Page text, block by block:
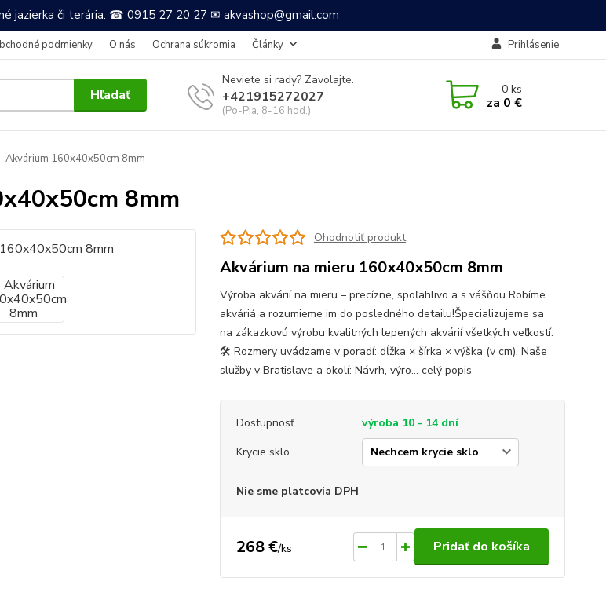
jazierka či terária. ☎ 0915 27 20 27 ✉ akvashop@gmail.com
podmienky O nás Ochrana súkromia Články Prihlásenie
Hľadať
Neviete si rady? Zavolajte.
+421915272027
(Po-Pia, 8-16 hod.)
0ks
za 0 €
Akvárium 160x40x50cm 8mm
8mm
Ohodnotiť produkt
Akvárium na mieru 160x40x50cm 8mm
Výroba akvárií na mieru – precízne, spoľahlivo a s vášňou Robíme
akváriá a rozumieme im do posledného detailu!Špecializujeme sa
na zákazkovú výrobu kvalitných lepených akvárií všetkých veľkostí.
🛠 Rozmery uvádzame v poradí: dĺžka × šírka × výška (v cm). Naše
služby v Bratislave a okolí: Návrh, výro... celý popis
Dostupnosť
výroba 10 - 14 dní
Krycie sklo
Nie sme platcovia DPH
268 €/ks Pridať do košíka